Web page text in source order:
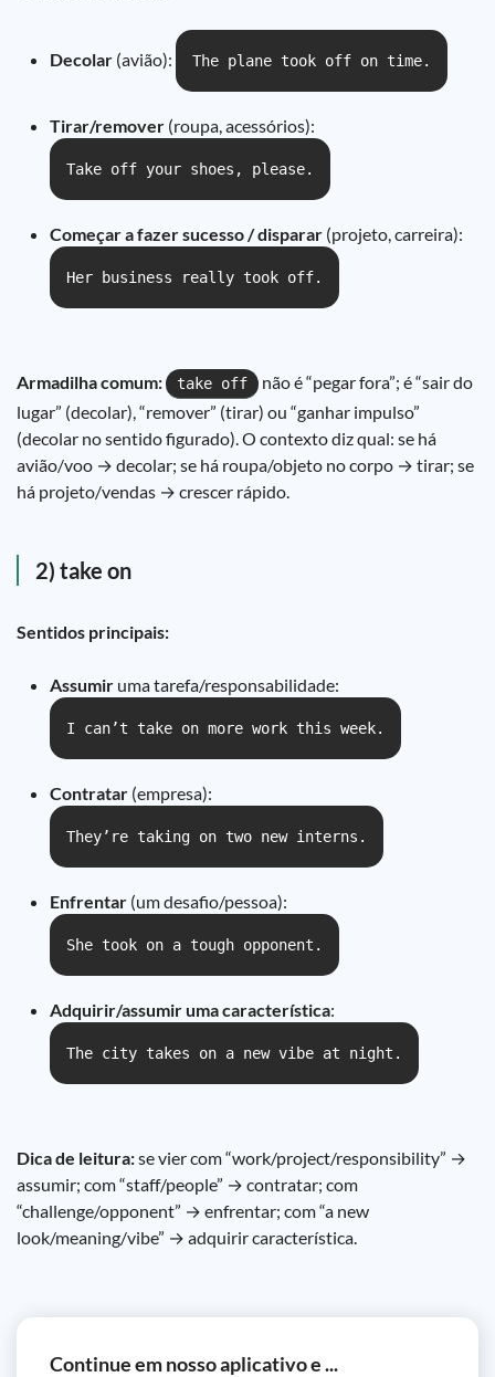
Decolar (avião): The plane took off on time.
Tirar/remover (roupa, acessórios):
Take off your shoes, please.
Começar a fazer sucesso / disparar (projeto, carreira):
Her business really took off.
Armadilha comum: take off
não é “pegar fora”; é “sair do
lugar” (decolar), “remover” (tirar) ou “ganhar impulso”
(decolar no sentido figurado). O contexto diz qual: se há
avião/voo → decolar; se há roupa/objeto no corpo → tirar; se
há projeto/vendas → crescer rápido.
2) take on
Sentidos principais:
Assumir uma tarefa/responsabilidade:
I can’t take on more work this week.
Contratar (empresa):
They’re taking on two new interns.
Enfrentar (um desafio/pessoa):
She took on a tough opponent.
Adquirir/assumir uma característica:
The city takes on a new vibe at night.
Dica de leitura:se vier com “work/project/responsibility” →
assumir; com “staff/people” → contratar; com
“challenge/opponent” → enfrentar; com “a new
look/meaning/vibe” → adquirir característica.
Continue em nosso aplicativo e ...